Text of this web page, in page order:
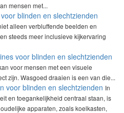
mensen met...
blinden en slechtzienden
alleen verbluffende beelden en
steeds meer inclusieve kijkervaring
voor blinden en slechtzienden
voor mensen met een visuele
zijn. Wasgoed draaien is een van die...
voor blinden en slechtzienden In
en toegankelijkheid centraal staan, is
apparaten, zoals koelkasten,